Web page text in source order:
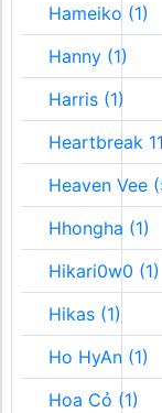
Hameiko (1)
Hanny (1)
Harris (1)
Heartbreak
Heaven Vee
Hhongha (1)
Hikari0w0 (1)
Hikas (1)
Ho HyAn (1)
Hoa Cỏ (1)